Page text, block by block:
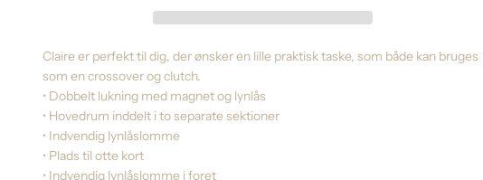
Claire er perfekt til dig, der ønsker en lille praktisk taske, som både kan bruges
som en crossover og clutch.
• Dobbelt lukning med magnet og lynlås
• Hovedrum inddelt i to separate sektioner
• Indvendig lynlåslomme
• Plads til otte kort
• Indvendig lynlåslomme i foret